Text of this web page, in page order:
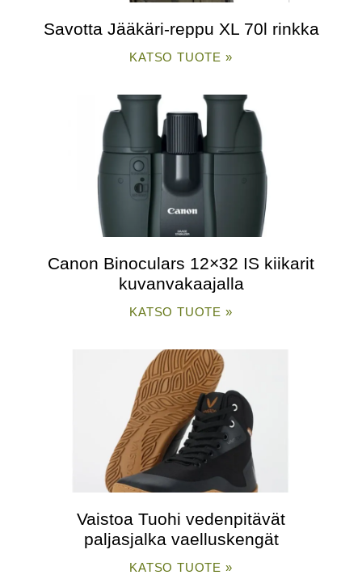
Savotta Jääkäri-reppu XL 70l rinkka
KATSO TUOTE »
Canon Binoculars 12×32 IS kiikarit
kuvanvakaajalla
KATSO TUOTE »
Vaistoa Tuohi vedenpitävät
paljasjalka vaelluskengät
KATSO TUOTE »